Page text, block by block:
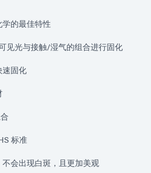
的最佳特性
见光与接触/湿气的组合进行固化
速固化
标准
会出现白斑，且更加美观